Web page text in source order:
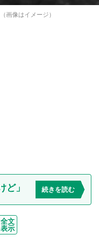
画像はイメージ）
ど」 続きを読む
全文
表示